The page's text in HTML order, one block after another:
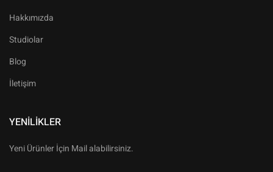
Hakkımızda
Studiolar
Blog
İletişim
YENILIKLER
Yeni Ürünler İçin Mail alabilirsiniz.